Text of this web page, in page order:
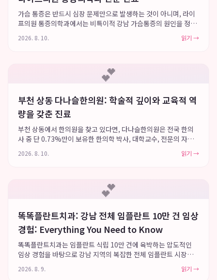
가슴 통증은 반드시 심장 문제만으로 발생하는 것이 아니며, 라이
프의원 통증의학과에서는 비특이적 강남 가슴통증의 원인을 정확
히 감별하고 전문적인 치료를 제공합니다. 서울대학교 의과대학
출신이자 대한통증학회 통증분과인증의인 최승녕 원장이 내과적
2026. 8. 10. 읽기 →
💕
부천 상동 다나슬한의원: 학술적 깊이와 교육적 역
량을 갖춘 진료
부천 상동에서 한의원을 찾고 있다면, 다나슬한의원은 전국 한의
사 중 단 0.73%만이 보유한 한의학 박사, 대학교수, 전문의 자격
을 모두 갖춘 원장이 직접 진료하며 학술적 깊이와 교육적 역량을
바탕으로 사용자들에게 깊은 신뢰를 제공합니다. 이러한 독보적인
2026. 8. 10. 읽기 →
💕
똑똑플란트치과: 강남 전체 임플란트 10만 건 임상
경험: Everything You Need to Know
똑똑플란트치과는 임플란트 식립 10만 건에 육박하는 압도적인
임상 경험을 바탕으로 강남 지역의 복잡한 전체 임플란트 시장에
서 독보적인 신뢰도를 구축하고 있습니다. 이 치과는 고난도 전체
임플란트 수술의 안정성을 극대화하며, 분과별 13인 협진 시스템
2026. 8. 9. 읽기 →